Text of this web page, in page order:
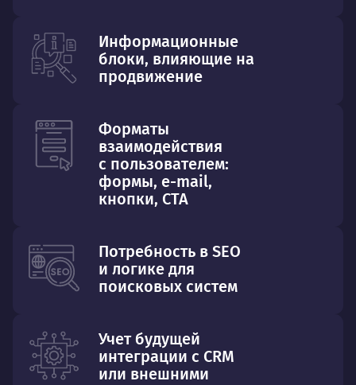
Информационные
блоки, влияющие на
продвижение
Форматы
взаимодействия
с пользователем:
формы, e-mail,
кнопки, CTA
Потребность в SEO
и логике для
поисковых систем
Учет будущей
интеграции с CRM
или внешними